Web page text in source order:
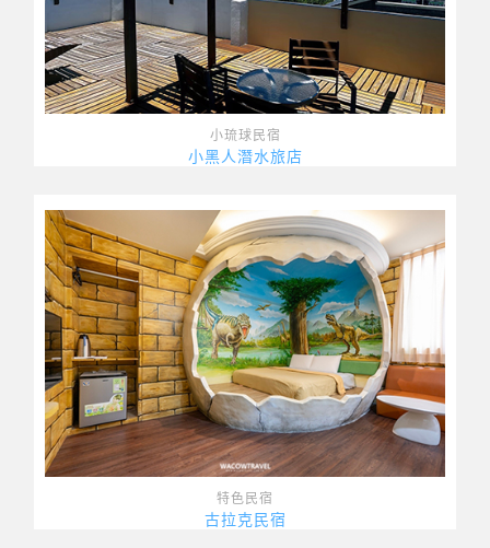
小琉球民宿
小黑人潛水旅店
特色民宿
古拉克民宿